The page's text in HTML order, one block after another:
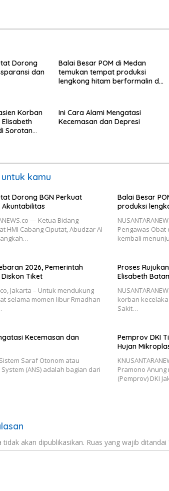
Dorong
dan
Balai Besar POM di Medan
temukan tempat produksi
lengkong hitam berformalin di
Korban
Sorotan
Ini Cara Alami Mengatasi
Kecemasan dan Depresi
kamu
Dorong BGN Perkuat
— Ketua Bidang
HMI Cabang Ciputat, Abudzar Al
Balai Besar
produksi
Pengawas Obat
kembali
2026, Pemerintah
Tiket
Jakarta – Untuk mendukung
selama momen libur Rmadhan
Proses
Elisabeth
korban
Sakit…
Kecemasan dan
Saraf Otonom atau
(ANS) adalah bagian dari
Pemprov DKI
Hujan
Pramono
(Pemprov) DKI
akan dipublikasikan. Ruas yang wajib ditandai